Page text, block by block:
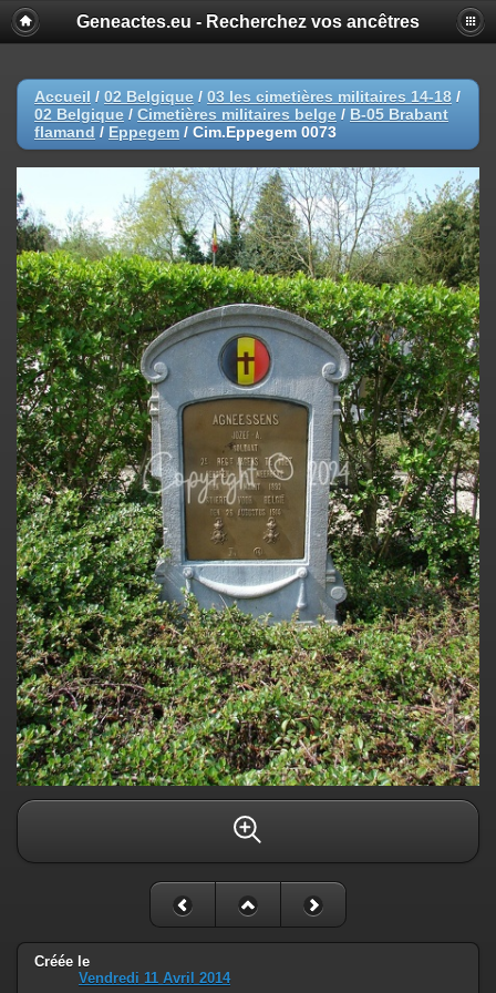
Geneactes.eu - Recherchez vos ancêtres
Accueil / 02 Belgique / 03 les cimetières militaires 14-18 /
02 Belgique / Cimetières militaires belge / B-05 Brabant
flamand / Eppegem / Cim.Eppegem 0073
Créée le
Vendredi 11 Avril 2014